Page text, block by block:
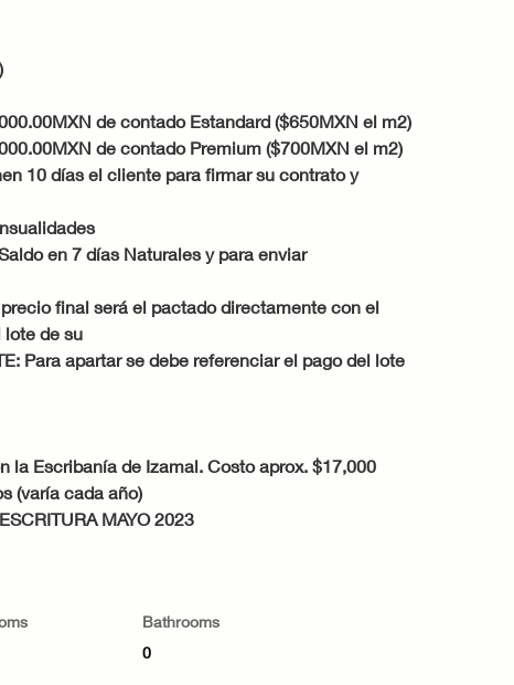
de contado Estandard ($650MXN el m2)
de contado Premium ($700MXN el m2)
10 días el cliente para firmar su contrato y
en 7 días Naturales y para enviar
final será el pactado directamente con el
lote de su
Para apartar se debe referenciar el pago del lote
la Escribanía de Izamal. Costo aprox. $17,000
(varía cada año)
MAYO 2023
Bathrooms
0